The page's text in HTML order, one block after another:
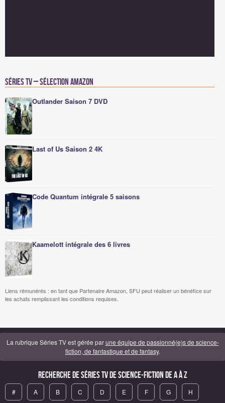
Séries TV – Sélection Amazon
Outlander Saison 7 DVD
Last of Us Saison 2 4K
Code Quantum intégrale 5 saisons
Kaamelott intégrale des 6 livres
Liens rémunérés : en tant que Partenaire Amazon, SFU peut réaliser un bénéfice sur
les achats remplissant les conditions requises.
La rubrique Séries TV est gérée parune équipe de passionné(e)s de science-
fiction, de fantastique et de fantasy.
Recherche de Séries TV de science-fiction de A à Z
# A B C D E F G H